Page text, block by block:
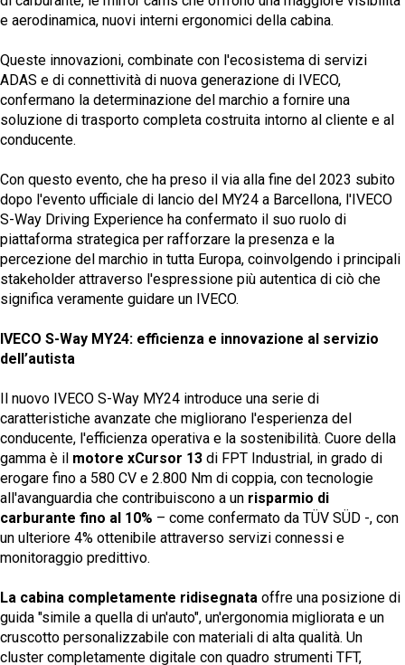
e aerodinamica, nuovi interni ergonomici della cabina.
Queste innovazioni, combinate con l'ecosistema di servizi
ADAS e di connettività di nuova generazione di IVECO,
confermano la determinazione del marchio a fornire una
soluzione di trasporto completa costruita intorno al cliente e al
conducente.
Con questo evento, che ha preso il via alla fine del 2023 subito
dopo l'evento ufficiale di lancio del MY24 a Barcellona, l'IVECO
S-Way Driving Experience ha confermato il suo ruolo di
piattaforma strategica per rafforzare la presenza e la
percezione del marchio in tutta Europa, coinvolgendo i principali
stakeholder attraverso l'espressione più autentica di ciò che
significa veramente guidare un IVECO.
IVECO S-Way MY24: efficienza e innovazione al servizio
dell’autista
Il nuovo IVECO S-Way MY24 introduce una serie di
caratteristiche avanzate che migliorano l'esperienza del
conducente, l'efficienza operativa e la sostenibilità. Cuore della
gamma è il motore xCursor 13 di FPT Industrial, in grado di
erogare fino a 580 CV e 2.800 Nm di coppia, con tecnologie
all'avanguardia che contribuiscono a un risparmio di
carburante fino al 10% – come confermato da TÜV SÜD -, con
un ulteriore 4% ottenibile attraverso servizi connessi e
monitoraggio predittivo.
La cabina completamente ridisegnata offre una posizione di
guida "simile a quella di un'auto", un'ergonomia migliorata e un
cruscotto personalizzabile con materiali di alta qualità. Un
cluster completamente digitale con quadro strumenti TFT,